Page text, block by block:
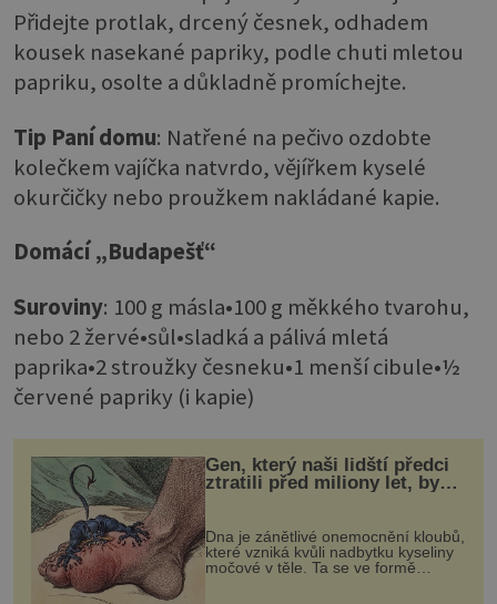
Přidejte protlak, drcený česnek, odhadem
kousek nasekané papriky, podle chuti mletou
papriku, osolte a důkladně promíchejte.
Tip Paní domu: Natřené na pečivo ozdobte
kolečkem vajíčka natvrdo, vějířkem kyselé
okurčičky nebo proužkem nakládané kapie.
Domácí „Budapešť“
Suroviny: 100 g másla•100 g měkkého tvarohu,
nebo 2 žervé•sůl•sladká a pálivá mletá
paprika•2 stroužky česneku•1 menší cibule•½
červené papriky (i kapie)
Gen, který naši lidští předci
ztratili před miliony let, by
mohl pomoci s léčbou
„nemoci králů“
Dna je zánětlivé onemocnění kloubů,
které vzniká kvůli nadbytku kyseliny
močové v těle. Ta se ve formě